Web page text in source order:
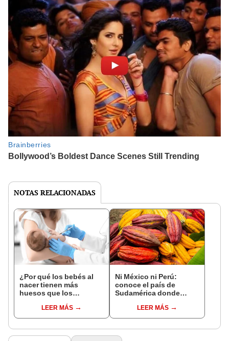
NOTAS RELACIONADAS
¿Por qué los bebés al
nacer tienen más
huesos que los
LEER MÁS
Ni México ni Perú:
conoce el país de
Sudamérica donde
estudioLEER MÁS